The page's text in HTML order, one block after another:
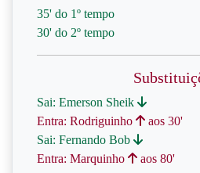
35' do 1º tempo
30' do 2º tempo
Sai: Emerson Sheik
Entra: Rodriguinho
aos 30'
Sai: Fernando Bob
Entra: Marquinho
aos 80'